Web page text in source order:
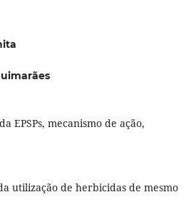
EPSPs, mecanismo de ação,
utilização de herbicidas de mesmo